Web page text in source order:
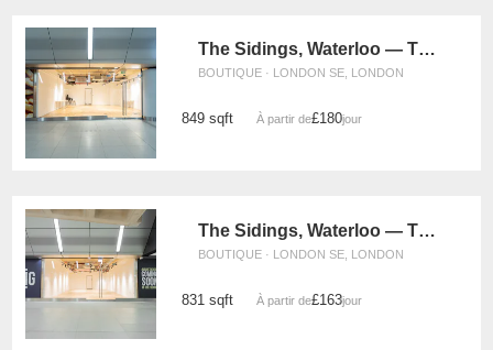
The Sidings, Waterloo — The Retail Strip Space (UG08)
BOUTIQUE · LONDON SE, LONDON
849 sqft À partir de£180/jour
The Sidings, Waterloo — The White Box Retail Space (UG11)
BOUTIQUE · LONDON SE, LONDON
831 sqft À partir de£163/jour